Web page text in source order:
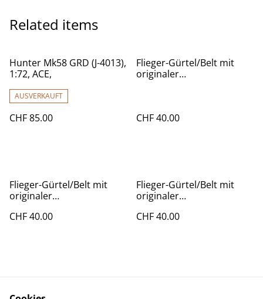
Related items
Hunter Mk58 GRD (J-4013),
1:72, ACE,
AUSVERKAUFT
CHF 85.00
Flieger-Gürtel/Belt mit
originaler
CHF 40.00
Flieger-Gürtel/Belt mit
originaler
CHF 40.00
Flieger-Gürtel/Belt mit
originaler
CHF 40.00